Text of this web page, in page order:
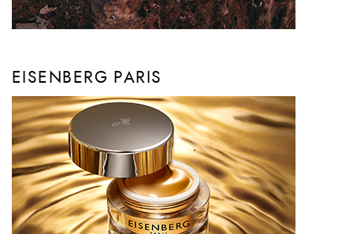
EISENBERG PARIS